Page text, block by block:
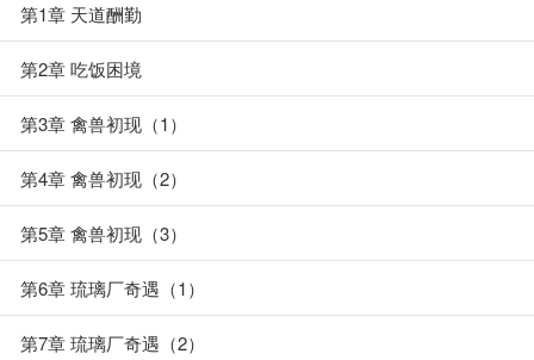
第1章 天道酬勤
第2章 吃饭困境
第3章 禽兽初现（1）
第4章 禽兽初现（2）
第5章 禽兽初现（3）
第6章 琉璃厂奇遇（1）
第7章 琉璃厂奇遇（2）